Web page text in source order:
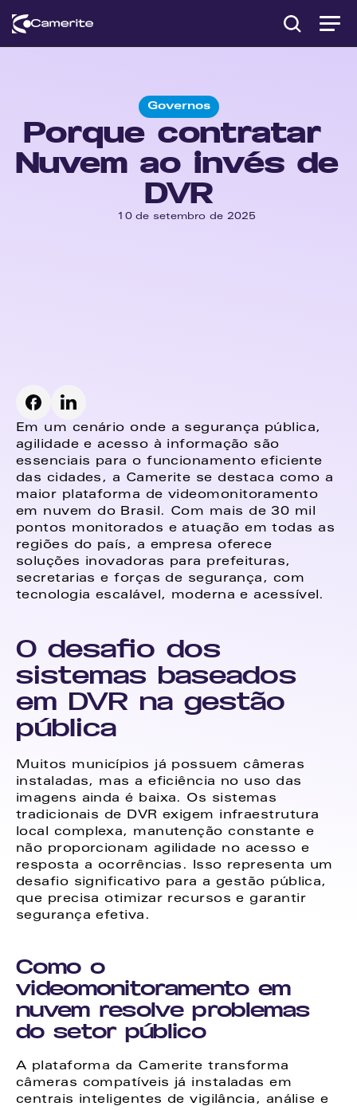
Governos
Porque contratar
Nuvem ao invés de
DVR
10 de setembro de 2025
Em um cenário onde a segurança pública,
agilidade e acesso à informação são
essenciais para o funcionamento eficiente
das cidades, a Camerite se destaca como a
maior plataforma de videomonitoramento
em nuvem do Brasil. Com mais de 30 mil
pontos monitorados e atuação em todas as
regiões do país, a empresa oferece
soluções inovadoras para prefeituras,
secretarias e forças de segurança, com
tecnologia escalável, moderna e acessível.
O desafio dos
sistemas baseados
em DVR na gestão
pública
Muitos municípios já possuem câmeras
instaladas, mas a eficiência no uso das
imagens ainda é baixa. Os sistemas
tradicionais de DVR exigem infraestrutura
local complexa, manutenção constante e
não proporcionam agilidade no acesso e
resposta a ocorrências. Isso representa um
desafio significativo para a gestão pública,
que precisa otimizar recursos e garantir
segurança efetiva.
Como o
videomonitoramento em
nuvem resolve problemas
do setor público
A plataforma da Camerite transforma
câmeras compatíveis já instaladas em
centrais inteligentes de vigilância, análise e